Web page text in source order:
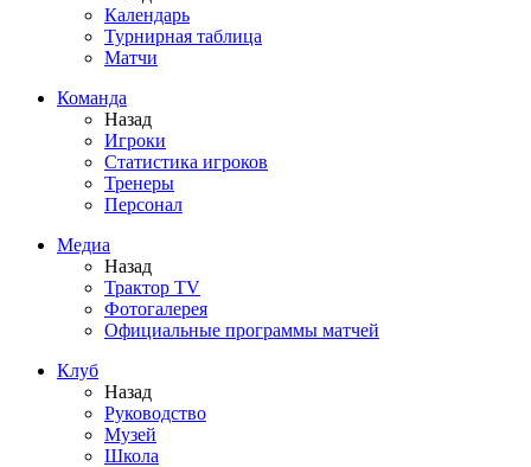
Календарь
Турнирная таблица
Матчи
Команда
Назад
Игроки
Статистика игроков
Тренеры
Персонал
Медиа
Назад
Трактор TV
Фотогалерея
Официальные программы матчей
Клуб
Назад
Руководство
Музей
Школа